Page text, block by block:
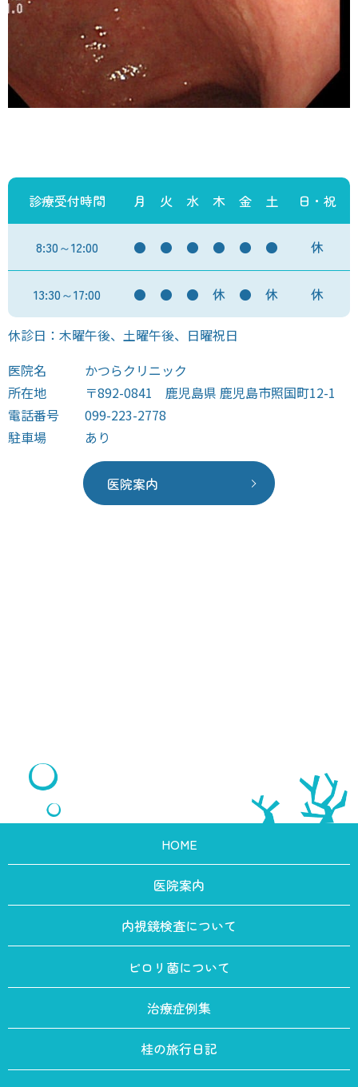
診療受付時間 月 火 水 木 金 土 日・祝
8:30～12:00 ● ● ● ● ● ● 休
13:30～17:00 ● ● ● 休 ● 休 休
休診日：木曜午後、土曜午後、日曜祝日
医院名
かつらクリニック
所在地
〒892-0841 鹿児島県 鹿児島市照国町12-1
電話番号
099-223-2778
駐車場
あり
医院案内
HOME
医院案内
内視鏡検査について
ピロリ菌について
治療症例集
桂の旅行日記